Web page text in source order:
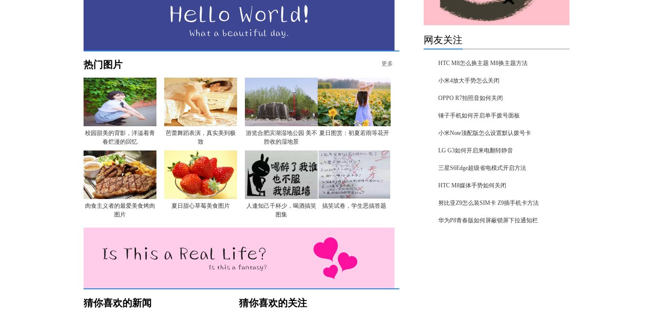
热门图片 更多
校园甜美的背影，洋溢着青
春烂漫的回忆
芭蕾舞蹈表演，真实美到极
致
游览合肥滨湖湿地公园 美不
胜收的湿地景
夏日图赏：初夏若雨等花开
肉食主义者的最爱美食烤肉
图片
夏日甜心草莓美食图片
人逢知己千杯少，喝酒搞笑
图集
搞笑试卷，学生恶搞答题
猜你喜欢的新闻 猜你喜欢的关注
网友关注
HTC M8怎么换主题 M8换主题方法
小米4放大手势怎么关闭
OPPO R7拍照音如何关闭
锤子手机如何开启单手拨号面板
小米Note顶配版怎么设置默认拨号卡
LG G3如何开启来电翻转静音
三星S6Edge超级省电模式开启方法
HTC M8媒体手势如何关闭
努比亚Z9怎么装SIM卡 Z9插手机卡方法
华为P8青春版如何屏蔽锁屏下拉通知栏